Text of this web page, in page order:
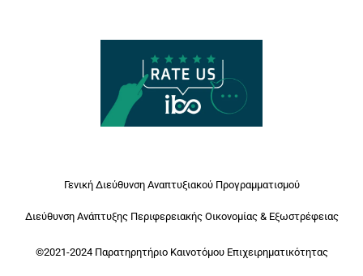
Γενική Διεύθυνση Αναπτυξιακού Προγραμματισμού
Διεύθυνση Ανάπτυξης Περιφερειακής Οικονομίας & Εξωστρέφειας
©2021-2024 Παρατηρητήριο Καινοτόμου Επιχειρηματικότητας